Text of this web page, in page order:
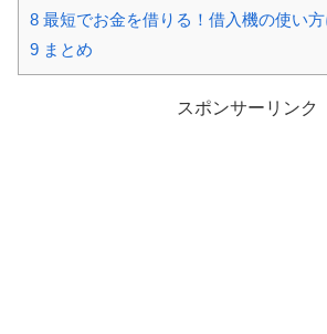
8 最短でお金を借りる！借入機の使い
9 まとめ
スポンサーリンク